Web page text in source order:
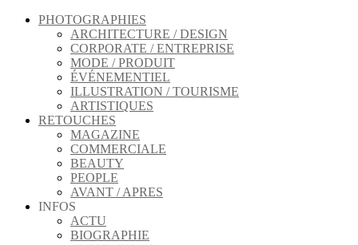
PHOTOGRAPHIES
ARCHITECTURE / DESIGN
CORPORATE / ENTREPRISE
MODE / PRODUIT
ÉVÉNEMENTIEL
ILLUSTRATION / TOURISME
ARTISTIQUES
RETOUCHES
MAGAZINE
COMMERCIALE
BEAUTY
PEOPLE
AVANT / APRES
INFOS
ACTU
BIOGRAPHIE